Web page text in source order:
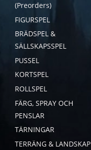
(Preorders)
FIGURSPEL
BRÄDSPEL &
SÄLLSKAPSSPEL
PUSSEL
KORTSPEL
ROLLSPEL
FÄRG, SPRAY OCH
PENSLAR
TÄRNINGAR
TERRÄNG & LANDSKAP